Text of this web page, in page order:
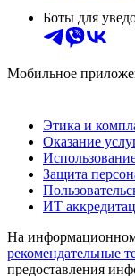
Боты для
Мобильное
Этика и
Оказание
Защита
ИТ
На информационном
рекомендательные
предоставления